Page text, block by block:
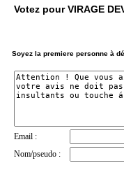
Votez pour VIRAGE
Soyez la premiere personne à